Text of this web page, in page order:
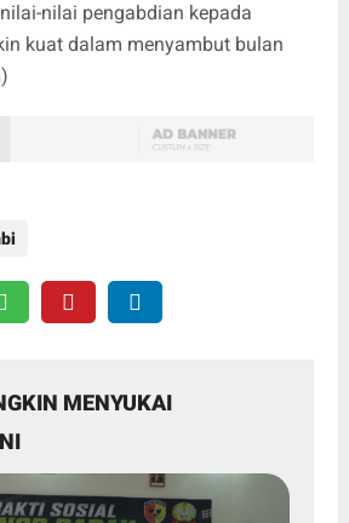
nilai pengabdian kepada
kuat dalam menyambut bulan
)
MENYUKAI